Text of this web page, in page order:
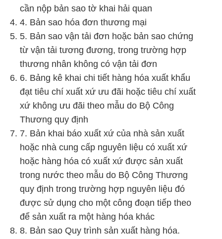
cần nộp bản sao tờ khai hải quan
4. Bản sao hóa đơn thương mại
5. Bản sao vận tải đơn hoặc bản sao chứng
từ vận tải tương đương, trong trường hợp
thương nhân không có vận tải đơn
6. Bảng kê khai chi tiết hàng hóa xuất khẩu
đạt tiêu chí xuất xứ ưu đãi hoặc tiêu chí xuất
xứ không ưu đãi theo mẫu do Bộ Công
Thương quy định
7. Bản khai báo xuất xứ của nhà sản xuất
hoặc nhà cung cấp nguyên liệu có xuất xứ
hoặc hàng hóa có xuất xứ được sản xuất
trong nước theo mẫu do Bộ Công Thương
quy định trong trường hợp nguyên liệu đó
được sử dụng cho một công đoạn tiếp theo
để sản xuất ra một hàng hóa khác
8. Bản sao Quy trình sản xuất hàng hóa.